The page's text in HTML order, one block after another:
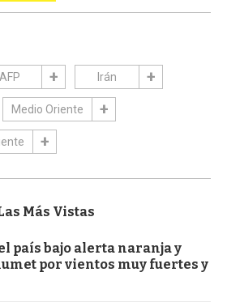
AFP Irán
Medio Oriente
Más Vistas
país bajo alerta naranja y
por vientos muy fuertes y